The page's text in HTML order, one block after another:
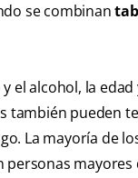
se combinan
el alcohol, la edad
también pueden
La mayoría de
mayores